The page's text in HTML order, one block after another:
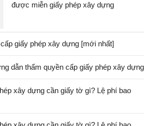
được miễn giấy phép xây dựng
giấy phép xây dựng [mới nhất]
dẫn thẩm quyền cấp giấy phép xây dựng
xây dựng cần giấy tờ gì? Lệ phí bao